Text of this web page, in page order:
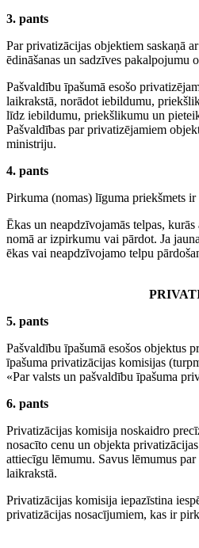
3. pants
Par privatizācijas objektiem saskaņā
ēdināšanas un sadzīves pakalpojumu
Pašvaldību īpašumā esošo
laikrakstā, norādot iebildumu,
līdz iebildumu, priekšlikumu un
Pašvaldības par privatizējamiem
ministriju.
4. pants
Pirkuma (nomas) līguma priekšmets
Ēkas un neapdzīvojamās telpas,
nomā ar izpirkumu vai pārdot. Ja
ēkas vai neapdzīvojamo telpu
5. pants
Pašvaldību īpašumā esošos objektus
īpašuma privatizācijas komisijas
«Par valsts un pašvaldību īpašuma
6. pants
Privatizācijas komisija noskaidro
nosacīto cenu un objekta
attiecīgu lēmumu. Savus lēmumus
laikrakstā.
Privatizācijas komisija iepazīstina
privatizācijas nosacījumiem, kas ir